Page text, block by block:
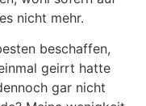
nicht mehr.
beschaffen,
geirrt hatte
gar nicht